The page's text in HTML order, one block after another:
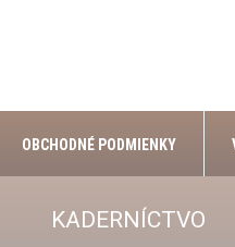
OBCHODNÉ PODMIENKY
KADERNÍCTVO